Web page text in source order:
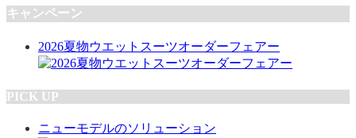
キャンペーン
2026夏物ウエットスーツオーダーフェアー
PICK UP
ニューモデルのソリューション